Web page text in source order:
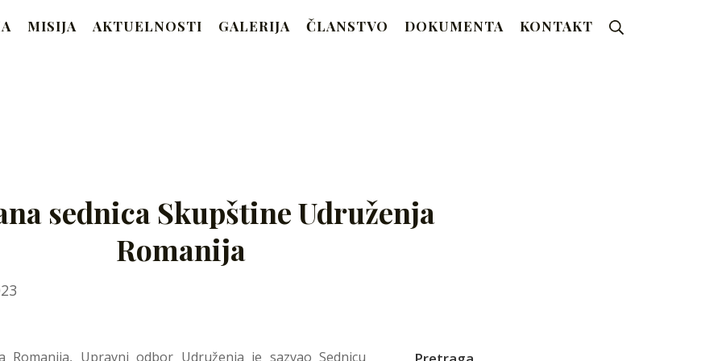
MISIJA AKTUELNOSTI GALERIJA ČLANSTVO DOKUMENTA KONTAKT
sednica Skupštine Udruženja
Romanija
Upravni odbor Udruženja je sazvao Sednicu